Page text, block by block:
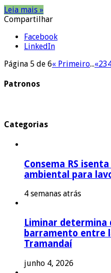
Leia mais »
Compartilhar
Facebook
LinkedIn
Página 5 de 6« Primeiro...«23
Patronos
Categorias
Consema RS
ambiental para
4 semanas atrás
Liminar determina
barramento entre
Tramandaí
junho 4, 2026